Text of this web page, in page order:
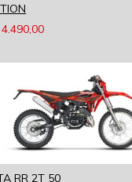
4.490,00
RR 2T 50